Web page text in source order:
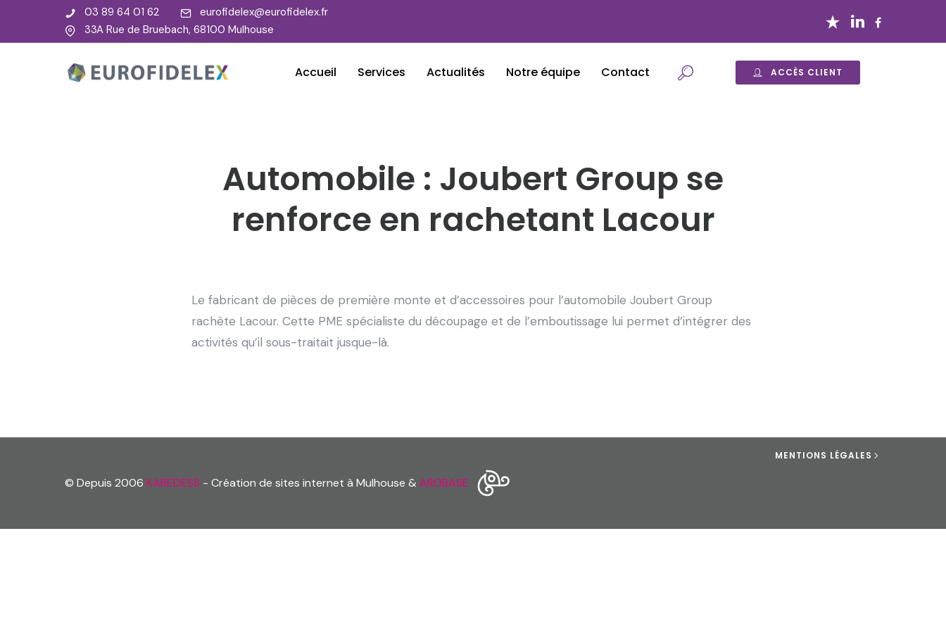
03 89 64 01 62
eurofidelex@eurofidelex.fr
33A Rue de Bruebach, 68100 Mulhouse
Accueil Services Actualités Notre équipe Contact ACCÈS CLIENT
Automobile : Joubert Group se
renforce en rachetant Lacour
Le fabricant de pièces de première monte et d’accessoires pour l’automobile Joubert Group
rachète Lacour. Cette PME spécialiste du découpage et de l’emboutissage lui permet d’intégrer des
activités qu’il sous-traitait jusque-là.
© Depuis 2006 KAREDESS - Création de sites internet à Mulhouse & AROBASE
MENTIONS LÉGALES